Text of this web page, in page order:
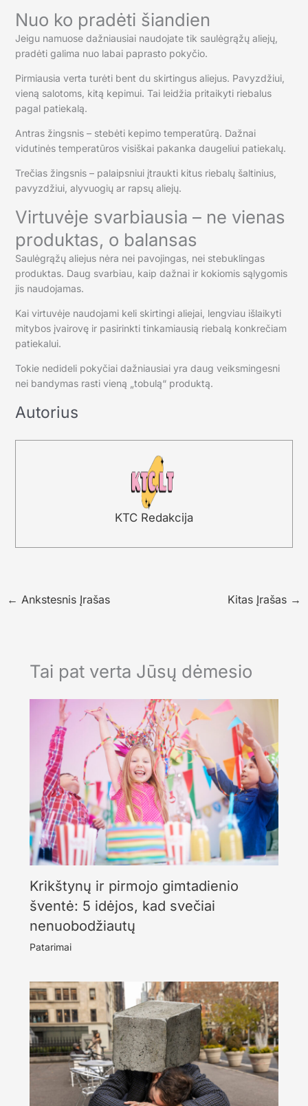
Nuo ko pradėti šiandien
Jeigu namuose dažniausiai naudojate tik saulėgrąžų aliejų,
pradėti galima nuo labai paprasto pokyčio.
Pirmiausia verta turėti bent du skirtingus aliejus. Pavyzdžiui,
vieną salotoms, kitą kepimui. Tai leidžia pritaikyti riebalus
pagal patiekalą.
Antras žingsnis – stebėti kepimo temperatūrą. Dažnai
vidutinės temperatūros visiškai pakanka daugeliui patiekalų.
Trečias žingsnis – palaipsniui įtraukti kitus riebalų šaltinius,
pavyzdžiui, alyvuogių ar rapsų aliejų.
Virtuvėje svarbiausia – ne vienas
produktas, o balansas
Saulėgrąžų aliejus nėra nei pavojingas, nei stebuklingas
produktas. Daug svarbiau, kaip dažnai ir kokiomis sąlygomis
jis naudojamas.
Kai virtuvėje naudojami keli skirtingi aliejai, lengviau išlaikyti
mitybos įvairovę ir pasirinkti tinkamiausią riebalą konkrečiam
patiekalui.
Tokie nedideli pokyčiai dažniausiai yra daug veiksmingesni
nei bandymas rasti vieną „tobulą“ produktą.
Autorius
KTC Redakcija
← Ankstesnis Įrašas Kitas Įrašas →
Tai pat verta Jūsų dėmesio
Krikštynų ir pirmojo gimtadienio
šventė: 5 idėjos, kad svečiai
nenuobodžiautų
Patarimai